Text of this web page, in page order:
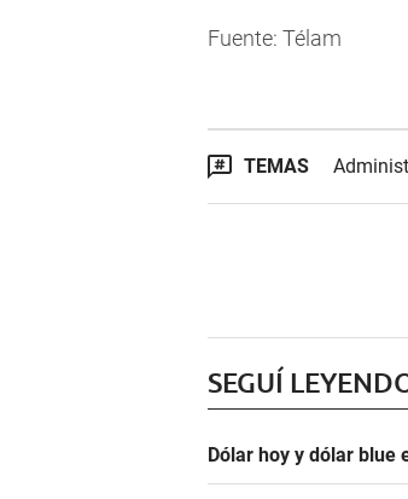
Fuente: Télam
TEMAS
SEGUÍ
Dólar hoy y dólar blue